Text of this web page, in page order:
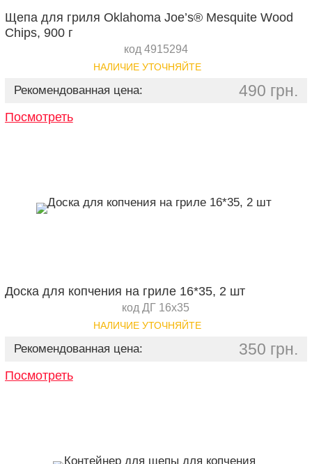
Щепа для гриля Oklahoma Joe’s® Mesquite Wood
Chips, 900 г
код 4915294
НАЛИЧИЕ УТОЧНЯЙТЕ
Рекомендованная цена: 490 грн.
Посмотреть
Доска для копчения на гриле 16*35, 2 шт
код ДГ 16х35
НАЛИЧИЕ УТОЧНЯЙТЕ
Рекомендованная цена: 350 грн.
Посмотреть